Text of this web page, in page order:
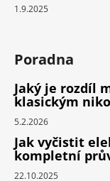
1.9.2025
Poradna
Jaký je rozdíl
klasickým
5.2.2026
Jak vyčistit
kompletní
22.10.2025